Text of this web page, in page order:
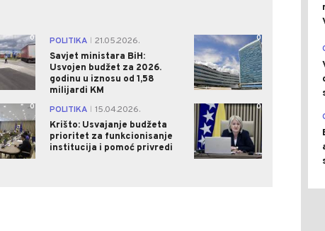
0 POLITIKA
21.05.2026.
Savjet ministara BiH:
Usvojen budžet za 2026.
godinu u iznosu od 1,58
milijardi KM
0
0 POLITIKA
15.04.2026.
Krišto: Usvajanje budžeta
prioritet za funkcionisanje
institucija i pomoć privredi
0